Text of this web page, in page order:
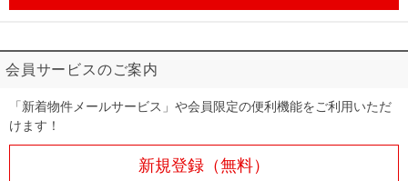
会員サービスのご案内
「新着物件メールサービス」や会員限定の便利機能をご利用いただ
けます！
新規登録（無料）